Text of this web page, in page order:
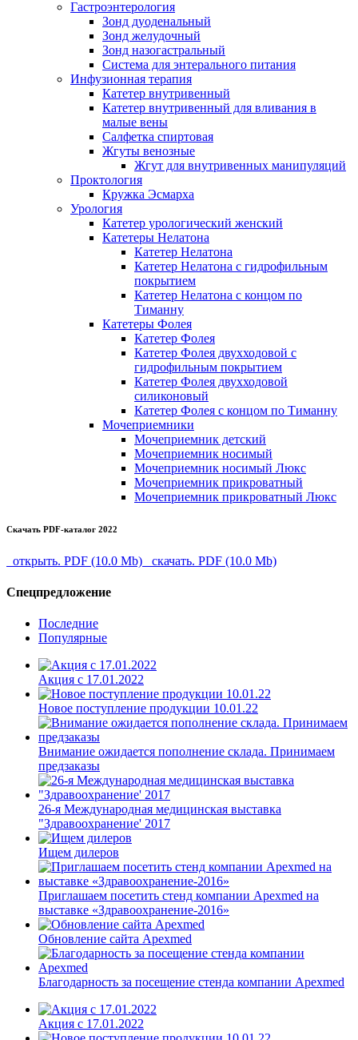
Гастроэнтерология
Зонд дуоденальный
Зонд желудочный
Зонд назогастральный
Система для энтерального питания
Инфузионная терапия
Катетер внутривенный
Катетер внутривенный для вливания в
малые вены
Салфетка спиртовая
Жгуты венозные
Жгут для внутривенных манипуляций
Проктология
Кружка Эсмарха
Урология
Катетер урологический женский
Катетеры Нелатона
Катетер Нелатона
Катетер Нелатона с гидрофильным
покрытием
Катетер Нелатона с концом по
Тиманну
Катетеры Фолея
Катетер Фолея
Катетер Фолея двухходовой с
гидрофильным покрытием
Катетер Фолея двухходовой
силиконовый
Катетер Фолея с концом по Тиманну
Мочеприемники
Мочеприемник детский
Мочеприемник носимый
Мочеприемник носимый Люкс
Мочеприемник прикроватный
Мочеприемник прикроватный Люкс
Скачать PDF-каталог 2022
открыть. PDF (10.0 Mb) скачать. PDF (10.0 Mb)
Спецпредложение
Последние
Популярные
Акция с 17.01.2022
Новое поступление продукции 10.01.22
Внимание ожидается пополнение склада. Принимаем
предзаказы
26-я Международная медицинская выставка
"Здравоохранение' 2017
Ищем дилеров
Приглашаем посетить стенд компании Apexmed на
выставке «Здравоохранение-2016»
Обновление сайта Apexmed
Благодарность за посещение стенда компании Apexmed
Акция с 17.01.2022